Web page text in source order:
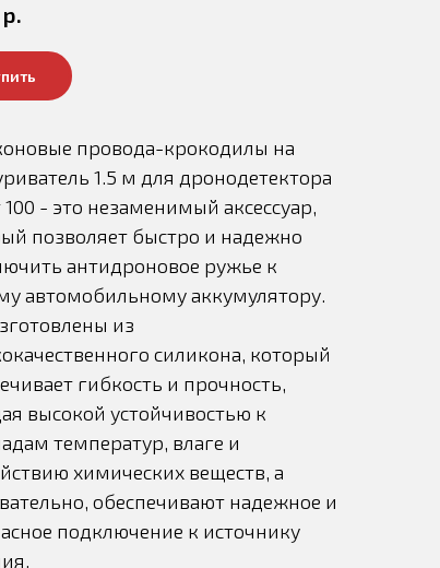
р.
провода-крокодилы на
1.5 м для дронодетектора
- это незаменимый аксессуар,
позволяет быстро и надежно
антидроновое ружье к
автомобильному аккумулятору.
из
силикона, который
гибкость и прочность,
высокой устойчивостью к
температур, влаге и
химических веществ, а
обеспечивают надежное и
подключение к источнику